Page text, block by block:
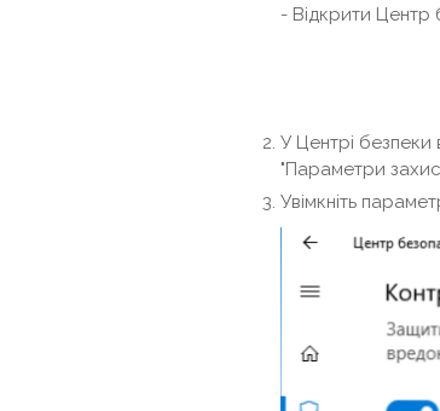
- Відкрити Центр
У Центрі безпеки
"Параметри
Увімкніть